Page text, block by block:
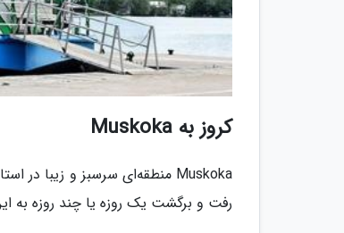
کروز به Muskoka
رفت و برگشت یک روزه یا چند روزه به